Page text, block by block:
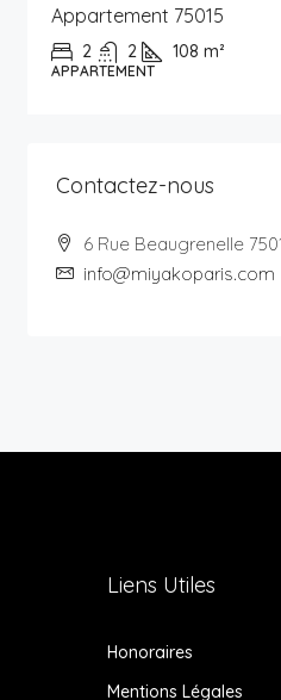
Appartement 75015
2 2 108 m²
APPARTEMENT
Contactez-nous
6 Rue Beaugrenelle
info@miyakoparis.com
Liens Utiles
Honoraires
Mentions Légales